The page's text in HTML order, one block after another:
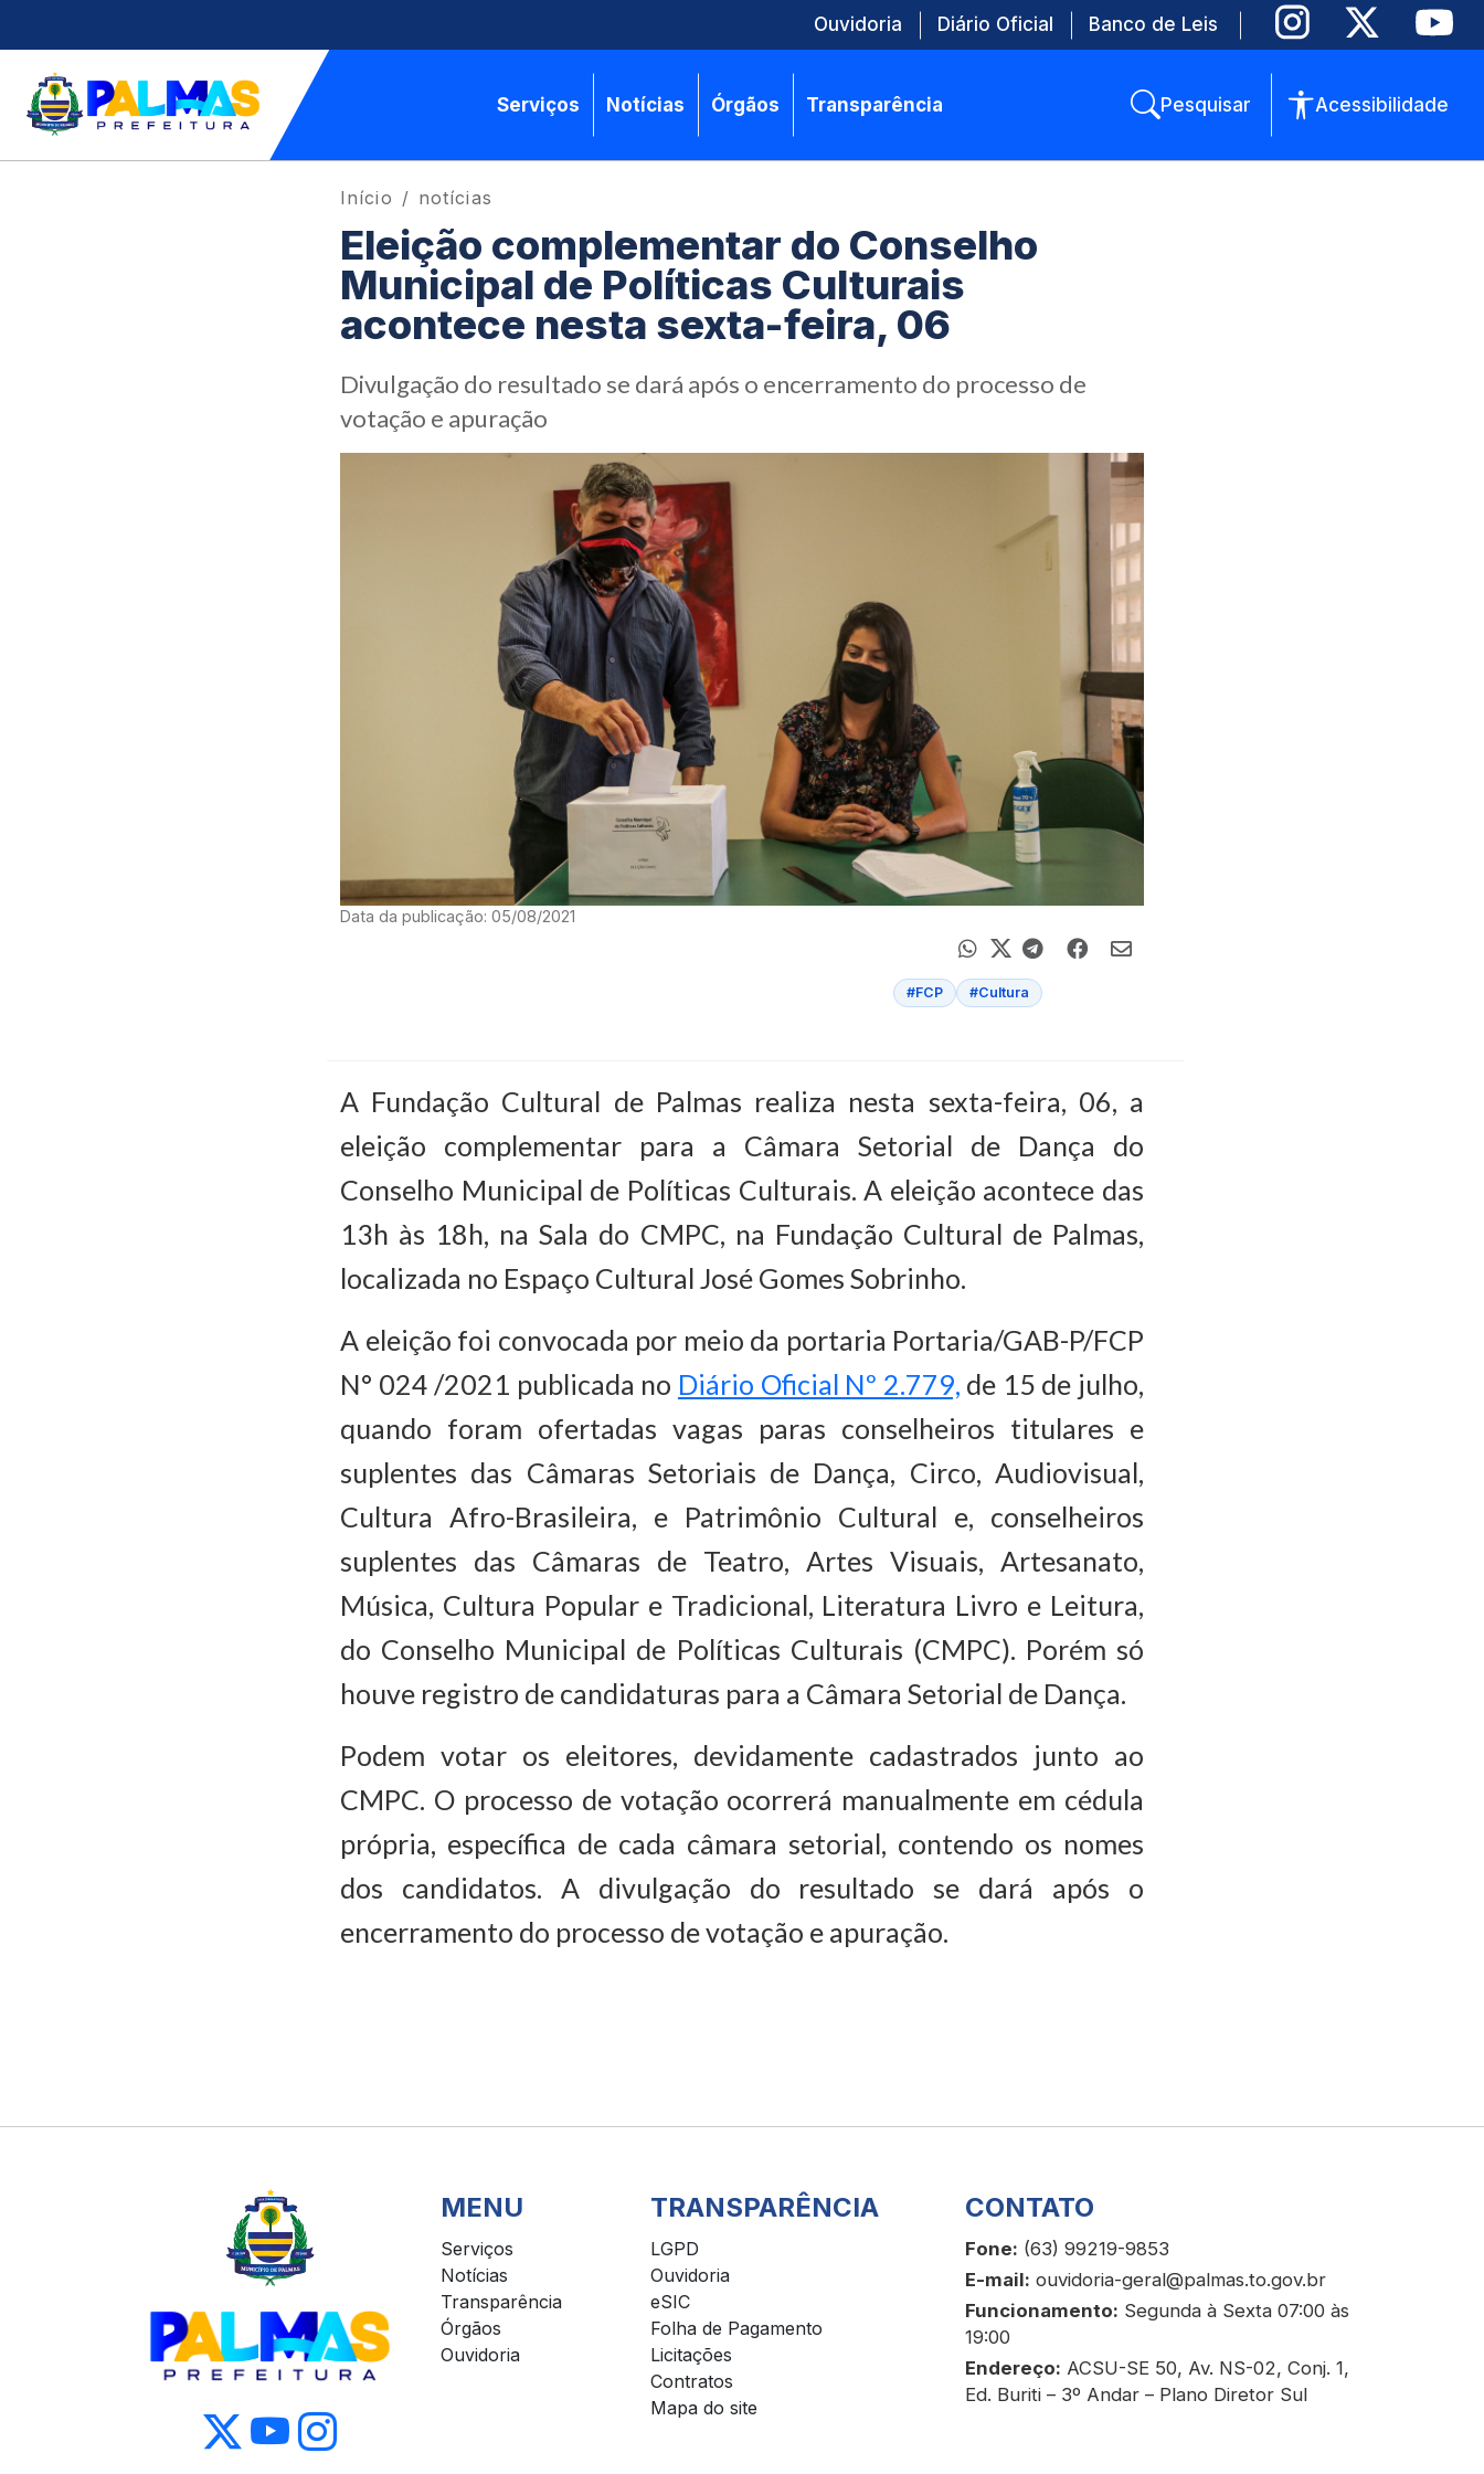
Ouvidoria Diário Oficial Banco de Leis
Serviços Notícias Órgãos Transparência Pesquisar Acessibilidade
Início notícias
Eleição complementar do Conselho
Municipal de Políticas Culturais
acontece nesta sexta-feira, 06
Divulgação do resultado se dará após o encerramento do processo de
votação e apuração
Data da publicação: 05/08/2021
#FCP #Cultura
A Fundação Cultural de Palmas realiza nesta sexta-feira, 06, a
eleição complementar para a Câmara Setorial de Dança do
Conselho Municipal de Políticas Culturais. A eleição acontece das
13h às 18h, na Sala do CMPC, na Fundação Cultural de Palmas,
localizada no Espaço Cultural José Gomes Sobrinho.
A eleição foi convocada por meio da portaria Portaria/GAB-P/FCP
N° 024 /2021 publicada no Diário Oficial Nº 2.779, de 15 de julho,
quando foram ofertadas vagas paras conselheiros titulares e
suplentes das Câmaras Setoriais de Dança, Circo, Audiovisual,
Cultura Afro-Brasileira, e Patrimônio Cultural e, conselheiros
suplentes das Câmaras de Teatro, Artes Visuais, Artesanato,
Música, Cultura Popular e Tradicional, Literatura Livro e Leitura,
do Conselho Municipal de Políticas Culturais (CMPC). Porém só
houve registro de candidaturas para a Câmara Setorial de Dança.
Podem votar os eleitores, devidamente cadastrados junto ao
CMPC. O processo de votação ocorrerá manualmente em cédula
própria, específica de cada câmara setorial, contendo os nomes
dos candidatos. A divulgação do resultado se dará após o
encerramento do processo de votação e apuração.
MENU
Serviços
Notícias
Transparência
Órgãos
Ouvidoria
TRANSPARÊNCIA
LGPD
Ouvidoria
eSIC
Folha de Pagamento
Licitações
Contratos
Mapa do site
CONTATO
Fone: (63) 99219-9853
E-mail: ouvidoria-geral@palmas.to.gov.br
Funcionamento: Segunda à Sexta 07:00 às
19:00
Endereço: ACSU-SE 50, Av. NS-02, Conj. 1,
Ed. Buriti – 3º Andar – Plano Diretor Sul